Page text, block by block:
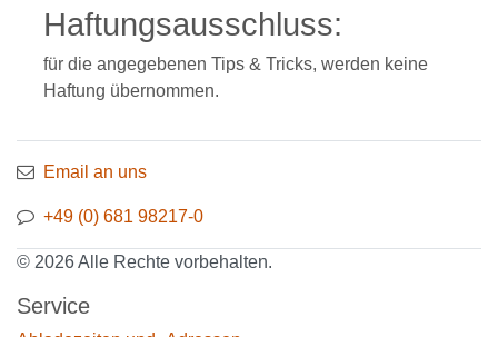
Haftungsausschluss:
für die angegebenen Tips & Tricks, werden keine
Haftung übernommen.
Email an uns
+49 (0) 681 98217-0
© 2026 Alle Rechte vorbehalten.
Service